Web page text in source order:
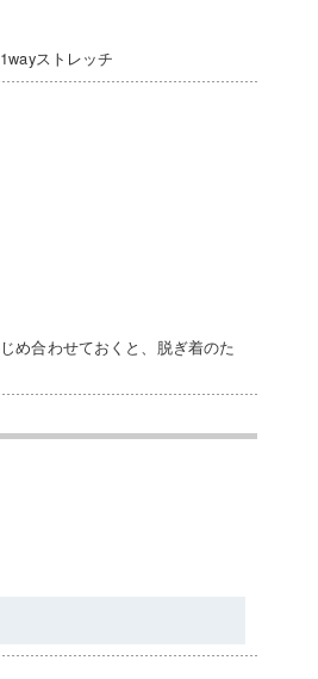
ストレッチ
め合わせておくと、脱ぎ着のた